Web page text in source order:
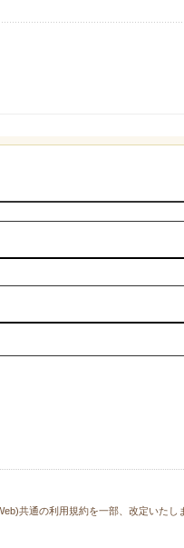
共通の利用規約を一部、改定いたし